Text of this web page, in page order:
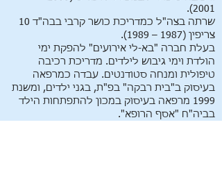
2001).
שרתה בצה"ל כמדריכת כושר קרבי בבה"ד 10
צריפין (1987 – 1989).
בעלת חברה "בא-לי אירועים" להפקת ימי
הולדת וימי גיבוש לילדים. מדריכת רכיבה
טיפולית ומנחה סטודנטים. עבדה כמרפאה
בעיסוק ב"בית רבקה" בפ"ת, בגני ילדים, ומשנת
1999 מרפאה בעיסוק במכון להתפתחות הילד
בביה"ח "אסף הרופא".